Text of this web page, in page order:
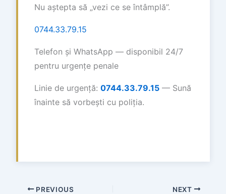
Nu aștepta să „vezi ce se întâmplă”.
0744.33.79.15
Telefon și WhatsApp — disponibil 24/7
pentru urgențe penale
Linie de urgență: 0744.33.79.15 — Sună
înainte să vorbești cu poliția.
PREVIOUS NEXT